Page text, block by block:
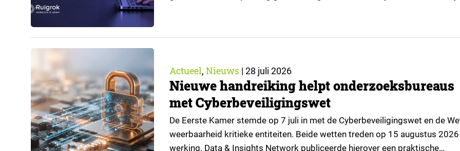
Actueel, Nieuws | 28 juli 2026
Nieuwe handreiking helpt onderzoeksbureaus
met Cyberbeveiligingswet
De Eerste Kamer stemde op 7 juli in met de Cyberbeveiligingswet en de
weerbaarheid kritieke entiteiten. Beide wetten treden op 15 augustus
werking. Data & Insights Network publiceerde hierover een praktische